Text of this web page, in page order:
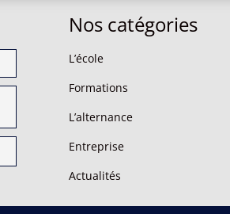
Nos catégories
L’école
Formations
L’alternance
Entreprise
Actualités